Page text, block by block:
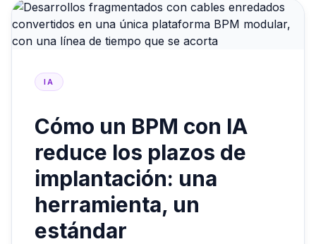
IA
Cómo un BPM con IA
reduce los plazos de
implantación: una
herramienta, un
estándar